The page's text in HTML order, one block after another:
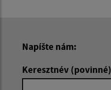
Napíšte nám:
Keresztnév (povinné)